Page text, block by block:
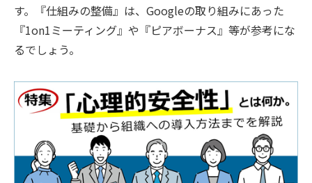
す。『仕組みの整備』は、Googleの取り組みにあった
『1on1ミーティング』や『ピアボーナス』等が参考にな
るでしょう。